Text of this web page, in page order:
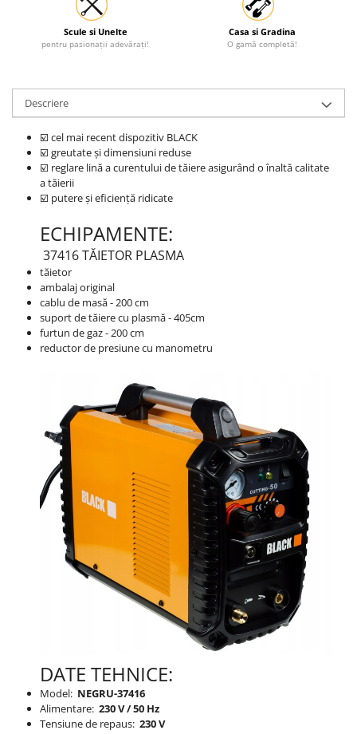
Protectia muncii
Scule Pneumatice
Suport auto
Suport motocicleta
Surubelnite
Tunuri de caldura si aeroteme
Utilaje constructie
Scule si Unelte
pentru pasionații adevărați!
Casa si Gradina
O gamă completă!
Descriere
☑️ cel mai recent dispozitiv BLACK
☑️ greutate și dimensiuni reduse
☑️ reglare lină a curentului de tăiere asigurând o înaltă calitate
a tăierii
☑️ putere și eficiență ridicate
ECHIPAMENTE:
37416 TĂIETOR PLASMA
tăietor
ambalaj original
cablu de masă - 200 cm
suport de tăiere cu plasmă - 405cm
furtun de gaz - 200 cm
reductor de presiune cu manometru
DATE TEHNICE:
Model: NEGRU-37416
Alimentare: 230 V / 50 Hz
Tensiune de repaus: 230 V